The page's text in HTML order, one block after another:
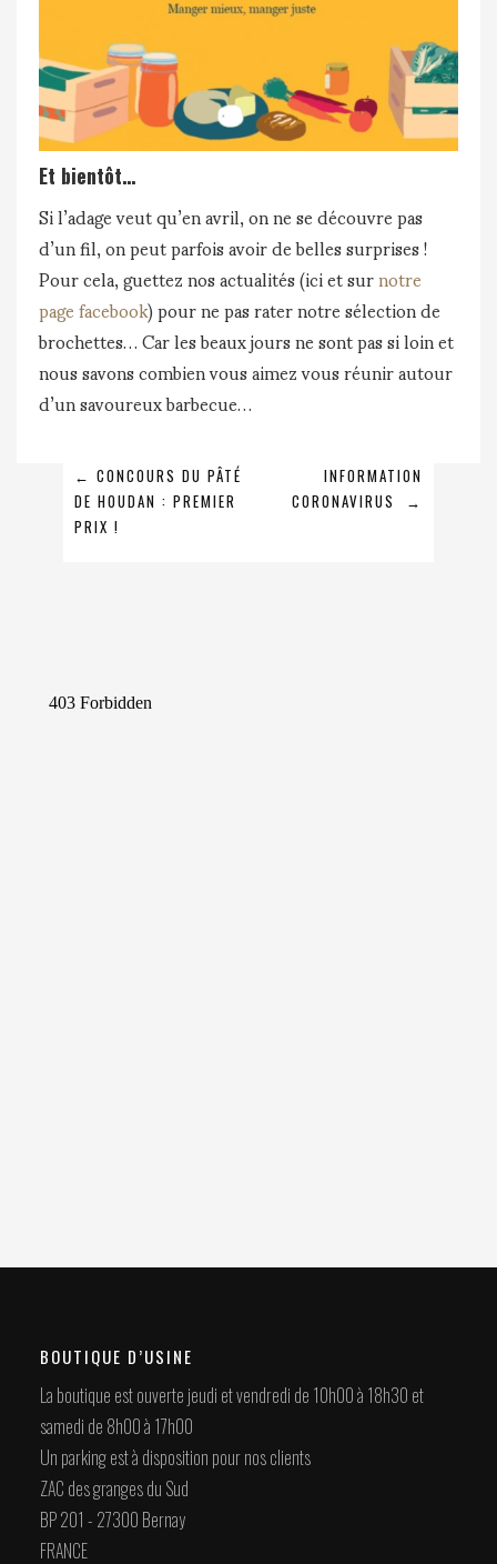
Et bientôt…
Si l’adage veut qu’en avril, on ne se découvre pas
d’un fil, on peut parfois avoir de belles surprises !
Pour cela, guettez nos actualités (ici et surnotre
page facebook) pour ne pas rater notre sélection de
brochettes… Car les beaux jours ne sont pas si loin et
nous savons combien vous aimez vous réunir autour
d’un savoureux barbecue…
NAVIGATION
DE
L’ARTICLE
← CONCOURS DU PÂTÉ
DE HOUDAN : PREMIER
PRIX !
INFORMATION
CORONAVIRUS →
BOUTIQUE D’USINE
La boutique est ouverte jeudi et vendredi de 10h00 à 18h30 et
samedi de 8h00 à 17h00
Un parking est à disposition pour nos clients
ZAC des granges du Sud
BP 201 - 27300 Bernay
FRANCE